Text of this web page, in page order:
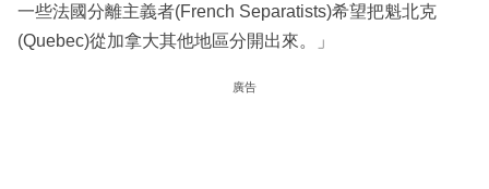
一些法國分離主義者(French Separatists)希望把魁北克
(Quebec)從加拿大其他地區分開出來。」
廣告